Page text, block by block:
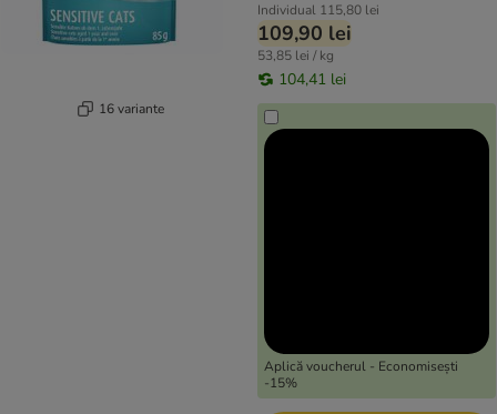
16 variante
Individual 115,80 lei
109,90 lei
53,85 lei / kg
104,41 lei
Aplică voucherul - Economisești
-15%